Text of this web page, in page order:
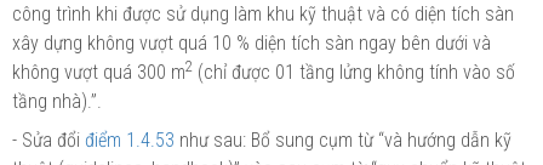
công trình khi được sử dụng làm khu kỹ thuật và có diện tích sàn
xây dựng không vượt quá 10 % diện tích sàn ngay bên dưới và
không vượt quá 300 m2 (chỉ được 01 tầng lửng không tính vào số
tầng nhà).”.
- Sửa đổi điểm 1.4.53 như sau: Bổ sung cụm từ “và hướng dẫn kỹ